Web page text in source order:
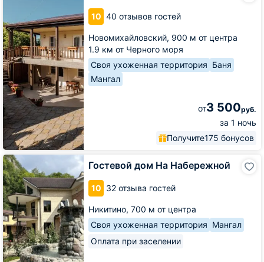
10 40 отзывов гостей
Новомихайловский, 900 м от центра
1.9 км от Черного моря
Своя ухоженная территория Баня
Мангал
от3 500руб.
за 1 ночь
Получите175 бонусов
Гостевой дом На Набережной
10 32 отзыва гостей
Никитино, 700 м от центра
Своя ухоженная территория Мангал
Оплата при заселении
Гостевой
дом
На
Набережной